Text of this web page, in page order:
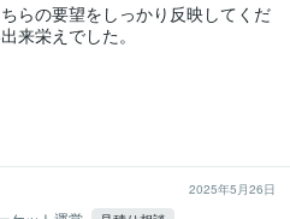
らの要望をしっかり反映してくだ
来栄えでした。
2025年5月26日